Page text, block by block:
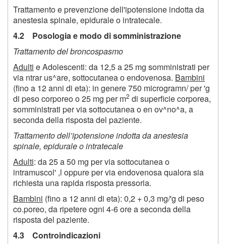
Trattamento e prevenzione dell'ipotensione indotta da
anestesia spinale, epidurale o intratecale.
4.2 Posologia e modo di somministrazione
Trattamento del broncospasmo
Adulti e Adolescenti: da 12,5 a 25 mg somministrati per
via ntrar us^are, sottocutanea o endovenosa. Bambini
(fino a 12 anni di eta): in genere 750 microgramn/ per 'g
di peso corporeo o 25 mg per m2 di superficie corporea,
somministrati per via sottocutanea o en ov^no^a, a
seconda della risposta del paziente.
Trattamento dell’ipotensione indotta da anestesia
spinale, epidurale o intratecale
Adulti: da 25 a 50 mg per via sottocutanea o
intramuscol' ,l oppure per via endovenosa qualora sia
richiesta una rapida risposta pressoria.
Bambini (fino a 12 anni di eta): 0,2 + 0,3 mg/'g di peso
co.poreo, da ripetere ogni 4-6 ore a seconda della
risposta del paziente.
4.3 Controindicazioni